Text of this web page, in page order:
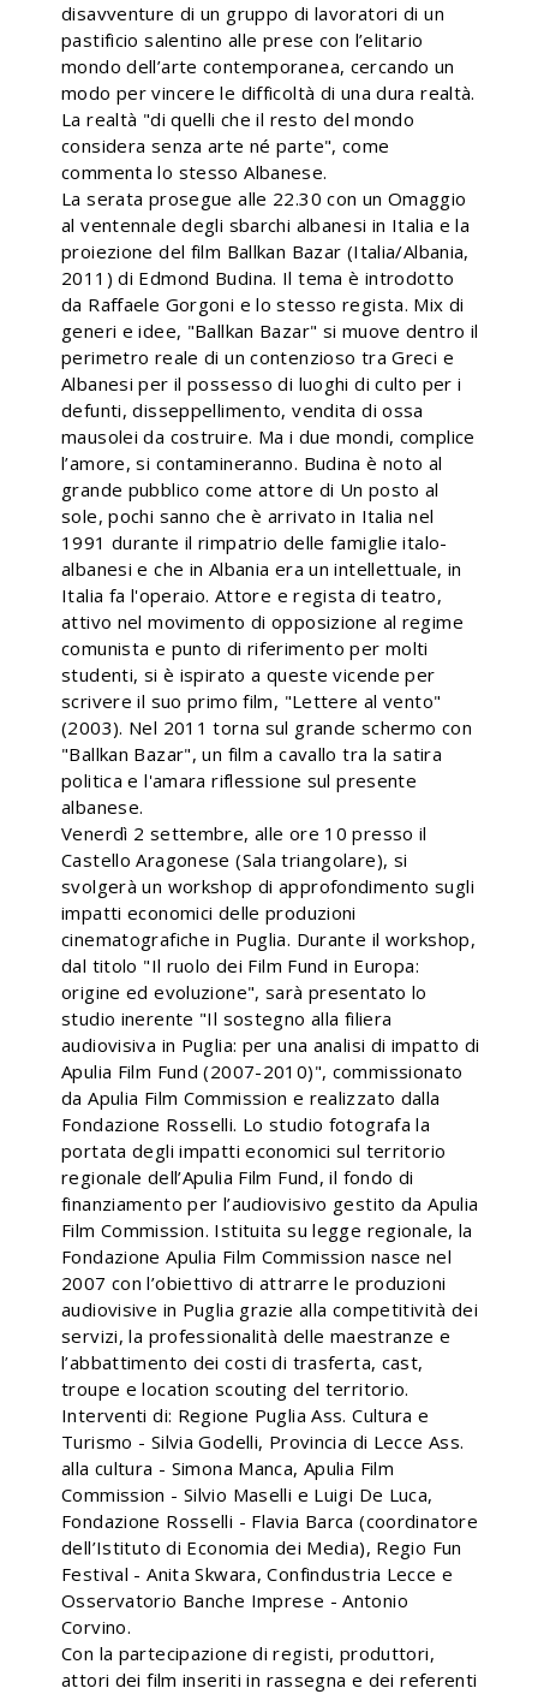
disavventure di un gruppo di lavoratori di un
pastificio salentino alle prese con l’elitario
mondo dell’arte contemporanea, cercando un
modo per vincere le difficoltà di una dura realtà.
La realtà "di quelli che il resto del mondo
considera senza arte né parte", come
commenta lo stesso Albanese.
La serata prosegue alle 22.30 con un Omaggio
al ventennale degli sbarchi albanesi in Italia e la
proiezione del film Ballkan Bazar (Italia/Albania,
2011) di Edmond Budina. Il tema è introdotto
da Raffaele Gorgoni e lo stesso regista. Mix di
generi e idee, "Ballkan Bazar" si muove dentro il
perimetro reale di un contenzioso tra Greci e
Albanesi per il possesso di luoghi di culto per i
defunti, disseppellimento, vendita di ossa
mausolei da costruire. Ma i due mondi, complice
l’amore, si contamineranno. Budina è noto al
grande pubblico come attore di Un posto al
sole, pochi sanno che è arrivato in Italia nel
1991 durante il rimpatrio delle famiglie italo-
albanesi e che in Albania era un intellettuale, in
Italia fa l'operaio. Attore e regista di teatro,
attivo nel movimento di opposizione al regime
comunista e punto di riferimento per molti
studenti, si è ispirato a queste vicende per
scrivere il suo primo film, "Lettere al vento"
(2003). Nel 2011 torna sul grande schermo con
"Ballkan Bazar", un film a cavallo tra la satira
politica e l'amara riflessione sul presente
albanese.
Venerdì 2 settembre, alle ore 10 presso il
Castello Aragonese (Sala triangolare), si
svolgerà un workshop di approfondimento sugli
impatti economici delle produzioni
cinematografiche in Puglia. Durante il workshop,
dal titolo "Il ruolo dei Film Fund in Europa:
origine ed evoluzione", sarà presentato lo
studio inerente "Il sostegno alla filiera
audiovisiva in Puglia: per una analisi di impatto di
Apulia Film Fund (2007-2010)", commissionato
da Apulia Film Commission e realizzato dalla
Fondazione Rosselli. Lo studio fotografa la
portata degli impatti economici sul territorio
regionale dell’Apulia Film Fund, il fondo di
finanziamento per l’audiovisivo gestito da Apulia
Film Commission. Istituita su legge regionale, la
Fondazione Apulia Film Commission nasce nel
2007 con l’obiettivo di attrarre le produzioni
audiovisive in Puglia grazie alla competitività dei
servizi, la professionalità delle maestranze e
l’abbattimento dei costi di trasferta, cast,
troupe e location scouting del territorio.
Interventi di: Regione Puglia Ass. Cultura e
Turismo - Silvia Godelli, Provincia di Lecce Ass.
alla cultura - Simona Manca, Apulia Film
Commission - Silvio Maselli e Luigi De Luca,
Fondazione Rosselli - Flavia Barca (coordinatore
dell’Istituto di Economia dei Media), Regio Fun
Festival - Anita Skwara, Confindustria Lecce e
Osservatorio Banche Imprese - Antonio
Corvino.
Con la partecipazione di registi, produttori,
attori dei film inseriti in rassegna e dei referenti